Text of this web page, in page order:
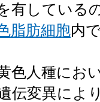
有している
脂肪細胞内
色人種にお
伝変異によ